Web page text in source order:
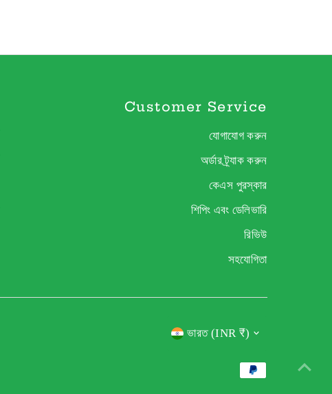
Customer Service
যোগাযোগ করুন
অর্ডার ট্র্যাক করুন
কেএস পুরস্কার
শিপিং এবং ডেলিভারি
রিভিউ
সহযোগিতা
Currency
ভারত (INR ₹)